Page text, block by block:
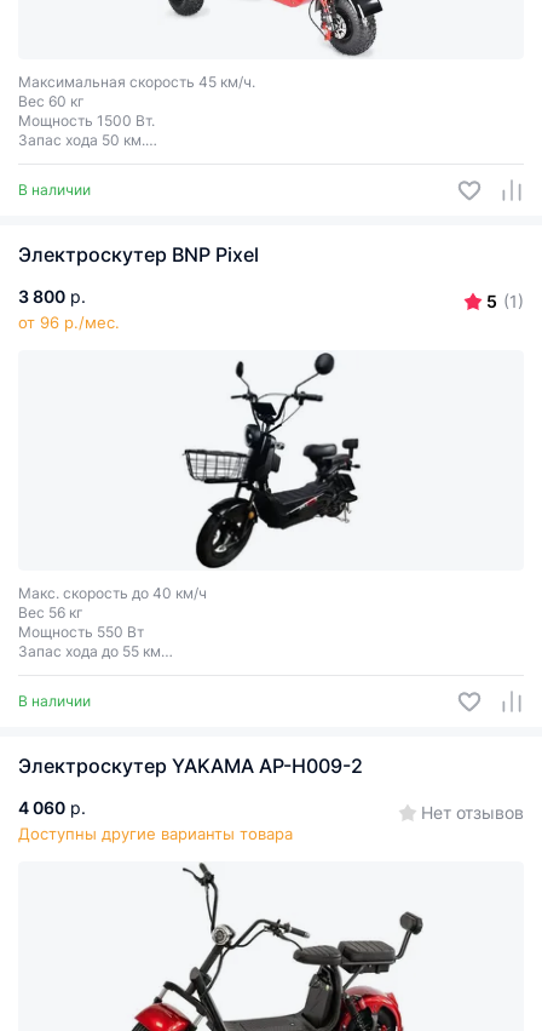
Максимальная скорость 45 км/ч.
Вес 60 кг
Мощность 1500 Вт.
Запас хода 50 км.
Грузоподъёмность 125 кг.
В наличии
Электроскутер BNP Pixel
3 800 р.
от 96 р./мес.
5 (1)
Макс. скорость до 40 км/ч
Вес 56 кг
Мощность 550 Вт
Запас хода до 55 км
Грузоподъёмность до 150 кг
В наличии
Электроскутер YAKAMA АР-Н009-2
4 060 р.
Доступны другие варианты товара
Нет отзывов